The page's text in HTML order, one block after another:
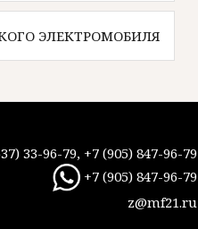
ЭЛЕКТРОМОБИЛЯ
33-96-79, +7 (905) 847-96-79
+7 (905) 847-96-79
z@mf21.ru